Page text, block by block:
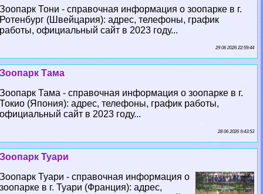
Зоопарк Тони - справочная информация о зоопарке в г.
Ротенбург (Швейцария): адрес, телефоны, график
работы, официальный сайт в 2023 году...
29 06 2026 22:59:44
Зоопарк Тама
Зоопарк Тама - справочная информация о зоопарке в г.
Токио (Япония): адрес, телефоны, график работы,
официальный сайт в 2023 году...
28 06 2026 9:43:53
Зоопарк Туари
Зоопарк Туари - справочная информация о
зоопарке в г. Туари (Франция): адрес,